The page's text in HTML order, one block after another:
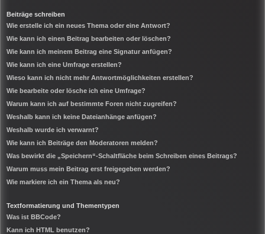
Beiträge schreiben
Wie erstelle ich ein neues Thema oder eine Antwort?
Wie kann ich einen Beitrag bearbeiten oder löschen?
Wie kann ich meinem Beitrag eine Signatur anfügen?
Wie kann ich eine Umfrage erstellen?
Wieso kann ich nicht mehr Antwortmöglichkeiten erstellen?
Wie bearbeite oder lösche ich eine Umfrage?
Warum kann ich auf bestimmte Foren nicht zugreifen?
Weshalb kann ich keine Dateianhänge anfügen?
Weshalb wurde ich verwarnt?
Wie kann ich Beiträge den Moderatoren melden?
Was bewirkt die „Speichern“-Schaltfläche beim Schreiben eines Beitrags?
Warum muss mein Beitrag erst freigegeben werden?
Wie markiere ich ein Thema als neu?
Textformatierung und Thementypen
Was ist BBCode?
Kann ich HTML benutzen?